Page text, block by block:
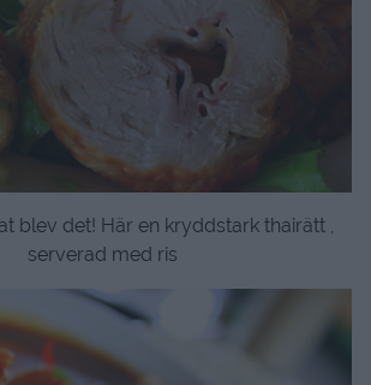
blev det! Här en kryddstark thairätt ,
serverad med ris